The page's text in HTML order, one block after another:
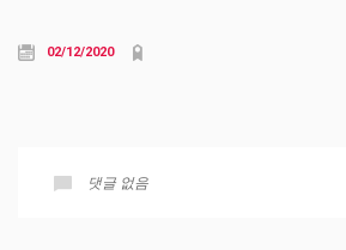
02/12/2020
댓글 없음